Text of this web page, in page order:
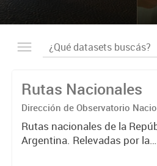
Rutas Nacionales
Dirección de Observatorio
Transporte
Rutas nacionales de la
Argentina. Relevadas por la